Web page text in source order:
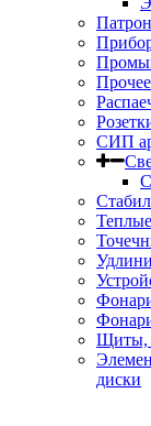
СИП
Щиты,
диски